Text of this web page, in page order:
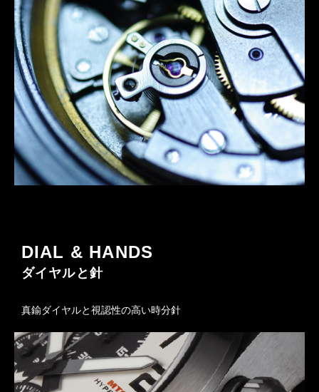
DIAL & HANDS
ダイヤルと針
真鍮ダイヤルと視認性の高い時分針